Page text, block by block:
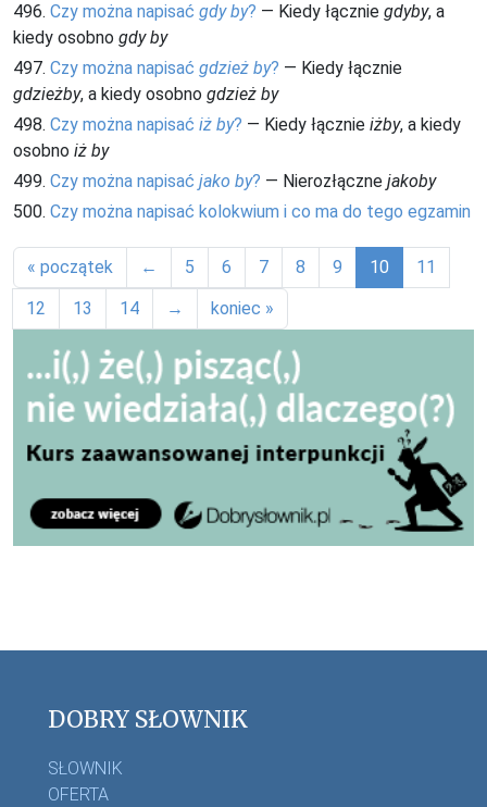
496. Czy można napisać gdy by? — Kiedy łącznie gdyby, a
kiedy osobno gdy by
497. Czy można napisać gdzież by? — Kiedy łącznie
gdzieżby, a kiedy osobno gdzież by
498. Czy można napisać iż by? — Kiedy łącznie iżby, a kiedy
osobno iż by
499. Czy można napisać jako by? — Nierozłączne jakoby
500. Czy można napisać kolokwium i co ma do tego egzamin
« początek ← 5 6 7 8 9 10
11
12
13 14 → koniec »
DOBRY SŁOWNIK
SŁOWNIK
OFERTA